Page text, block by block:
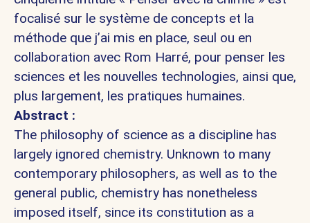
focalisé sur le système de concepts et la
méthode que j’ai mis en place, seul ou en
collaboration avec Rom Harré, pour penser les
sciences et les nouvelles technologies, ainsi que,
plus largement, les pratiques humaines.
Abstract :
The philosophy of science as a discipline has
largely ignored chemistry. Unknown to many
contemporary philosophers, as well as to the
general public, chemistry has nonetheless
imposed itself, since its constitution as a